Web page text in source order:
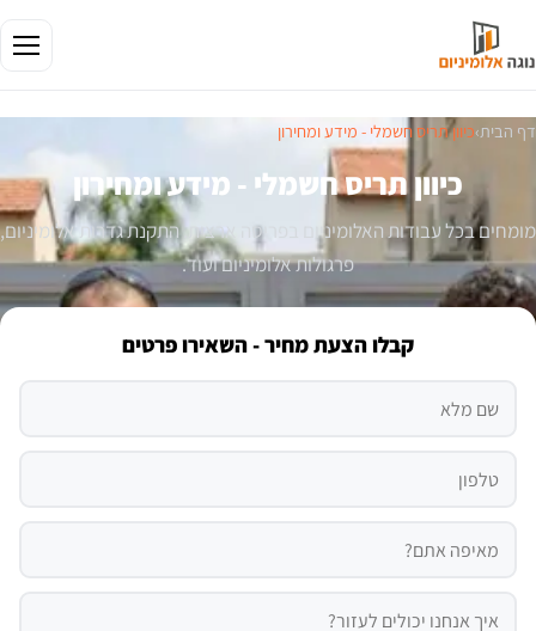
דף הבית›כיוון תריס חשמלי - מידע ומחירון
כיוון תריס חשמלי - מידע ומחירון
מומחים בכל עבודות האלומיניום בפריסה ארצית. התקנת גדרות אלומיניום,
פרגולות אלומיניום ועוד.
קבלו הצעת מחיר - השאירו פרטים